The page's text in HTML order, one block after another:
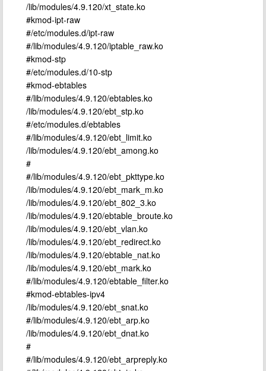
/lib/modules/4.9.120/xt_state.ko
#kmod-ipt-raw
#/etc/modules.d/ipt-raw
#/lib/modules/4.9.120/iptable_raw.ko
#kmod-stp
#/etc/modules.d/10-stp
#kmod-ebtables
#/lib/modules/4.9.120/ebtables.ko
/lib/modules/4.9.120/ebt_stp.ko
#/etc/modules.d/ebtables
#/lib/modules/4.9.120/ebt_limit.ko
/lib/modules/4.9.120/ebt_among.ko
#
#/lib/modules/4.9.120/ebt_pkttype.ko
/lib/modules/4.9.120/ebt_mark_m.ko
/lib/modules/4.9.120/ebt_802_3.ko
/lib/modules/4.9.120/ebtable_broute.ko
/lib/modules/4.9.120/ebt_vlan.ko
/lib/modules/4.9.120/ebt_redirect.ko
/lib/modules/4.9.120/ebtable_nat.ko
/lib/modules/4.9.120/ebt_mark.ko
#/lib/modules/4.9.120/ebtable_filter.ko
#kmod-ebtables-ipv4
/lib/modules/4.9.120/ebt_snat.ko
#/lib/modules/4.9.120/ebt_arp.ko
/lib/modules/4.9.120/ebt_dnat.ko
#
#/lib/modules/4.9.120/ebt_arpreply.ko